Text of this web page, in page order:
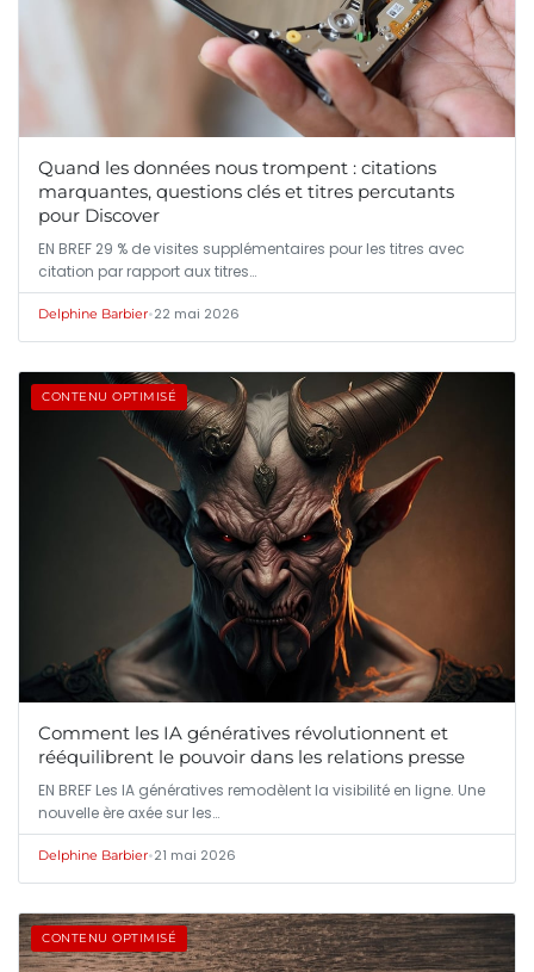
Quand les données nous trompent : citations
marquantes, questions clés et titres percutants
pour Discover
EN BREF 29 % de visites supplémentaires pour les titres avec
citation par rapport aux titres…
Delphine Barbier•22 mai 2026
CONTENU OPTIMISÉ
Comment les IA génératives révolutionnent et
rééquilibrent le pouvoir dans les relations presse
EN BREF Les IA génératives remodèlent la visibilité en ligne. Une
nouvelle ère axée sur les…
Delphine Barbier•21 mai 2026
CONTENU OPTIMISÉ